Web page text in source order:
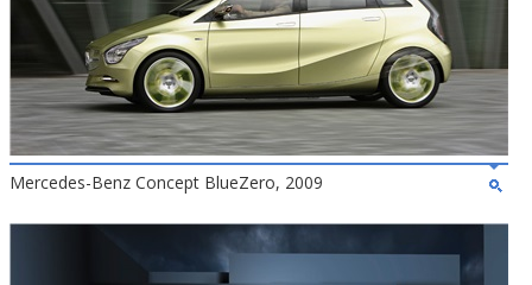
Mercedes-Benz Concept BlueZero, 2009